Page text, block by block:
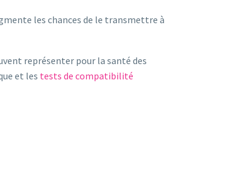
les chances de le transmettre à
représenter pour la santé des
et les tests de compatibilité